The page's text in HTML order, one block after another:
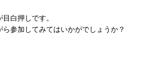
白押しです。
参加してみてはいかがでしょうか？